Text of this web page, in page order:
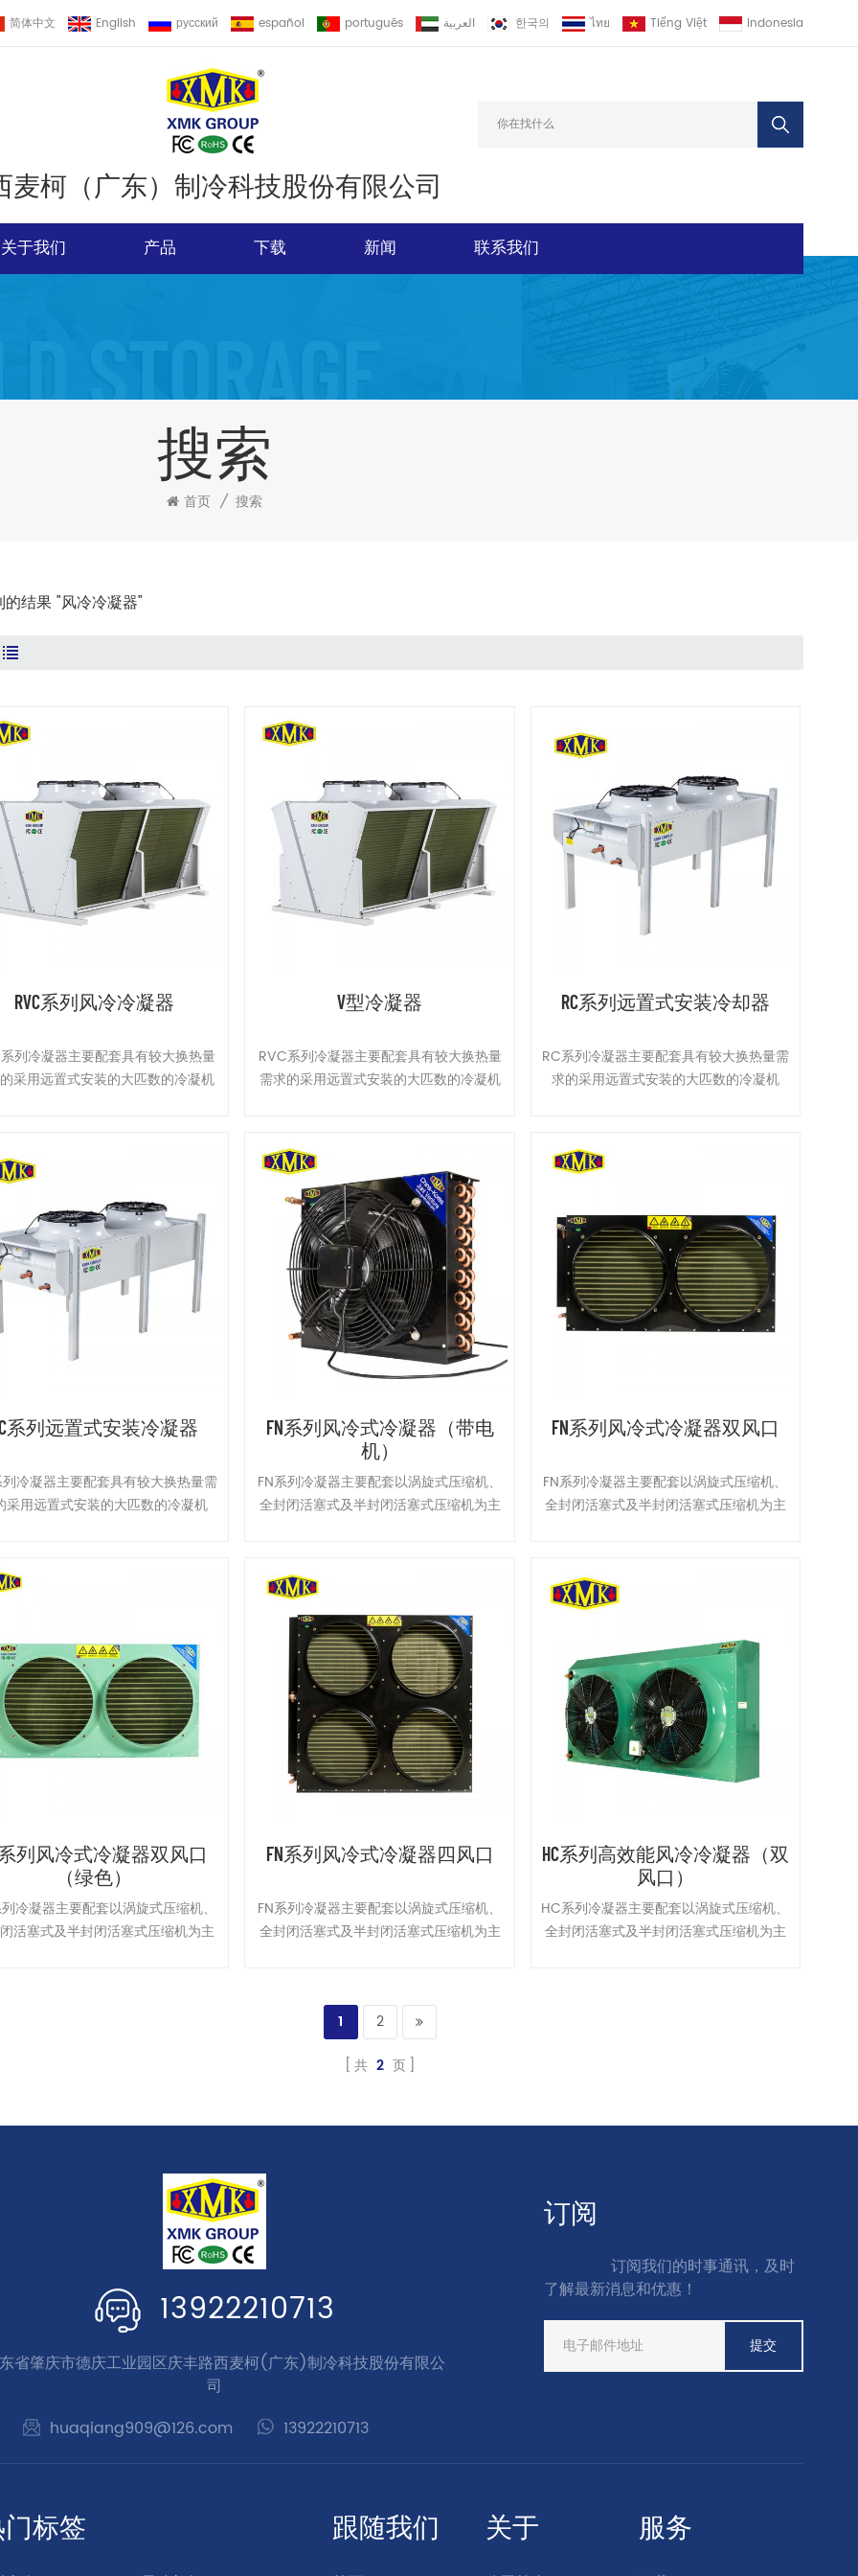
简体中文 English русский español português العربية 한국의 ไทย Tiếng Việt Indonesia
麦柯（广东）制冷科技股份有限公司
关于我们 产品 下载 新闻 联系我们
搜索
首页 / 搜索
的结果 "风冷冷凝器"
RVC系列风冷冷凝器
列冷凝器主要配套具有较大换热量
采用远置式安装的大匹数的冷凝机
V型冷凝器
RVC系列冷凝器主要配套具有较大换热量
需求的采用远置式安装的大匹数的冷凝机
RC系列远置式安装冷却器
RC系列冷凝器主要配套具有较大换热量需
求的采用远置式安装的大匹数的冷凝机
系列远置式安装冷凝器
冷凝器主要配套具有较大换热量需
采用远置式安装的大匹数的冷凝机
FN系列风冷式冷凝器（带电
机）
FN系列冷凝器主要配套以涡旋式压缩机、
全封闭活塞式及半封闭活塞式压缩机为主
FN系列风冷式冷凝器双风口
FN系列冷凝器主要配套以涡旋式压缩机、
全封闭活塞式及半封闭活塞式压缩机为主
系列风冷式冷凝器双风口
（绿色）
冷凝器主要配套以涡旋式压缩机、
活塞式及半封闭活塞式压缩机为主
FN系列风冷式冷凝器四风口
FN系列冷凝器主要配套以涡旋式压缩机、
全封闭活塞式及半封闭活塞式压缩机为主
HC系列高效能风冷冷凝器（双
风口）
HC系列冷凝器主要配套以涡旋式压缩机、
全封闭活塞式及半封闭活塞式压缩机为主
1
2
共 2 页
13922210713
省肇庆市德庆工业园区庆丰路西麦柯(广东)制冷科技股份有限公
司
huaqiang909@126.com
13922210713
订阅
订阅我们的时事通讯，及时
了解最新消息和优惠！
标签 跟随我们 关于 服务